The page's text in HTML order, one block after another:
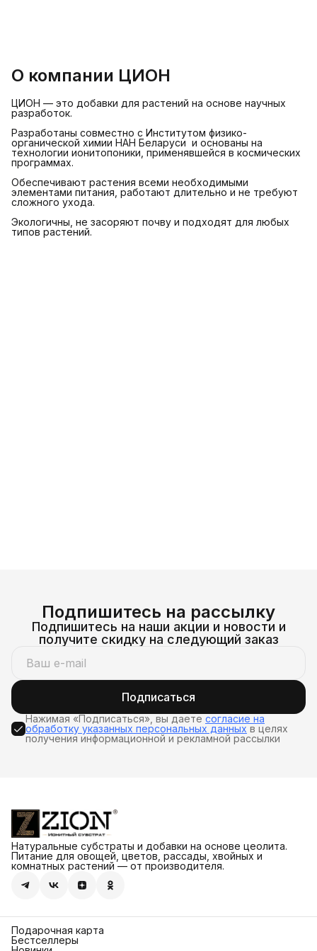
О компании ЦИОН
ЦИОН — это добавки для растений на основе научных
разработок.
Разработаны совместно с Институтом физико-
органической химии НАН Беларуси и основаны на
технологии ионитопоники, применявшейся в космических
программах.
Обеспечивают растения всеми необходимыми
элементами питания, работают длительно и не требуют
сложного ухода.
Экологичны, не засоряют почву и подходят для любых
типов растений.
Подпишитесь на рассылку
Подпишитесь на наши акции и новости и
получите скидку на следующий заказ
Подписаться
Нажимая «Подписаться», вы даете согласие на
обработку указанных персональных данных в целях
получения информационной и рекламной рассылки
Натуральные субстраты и добавки на основе цеолита.
Питание для овощей, цветов, рассады, хвойных и
комнатных растений — от производителя.
Подарочная карта
Бестселлеры